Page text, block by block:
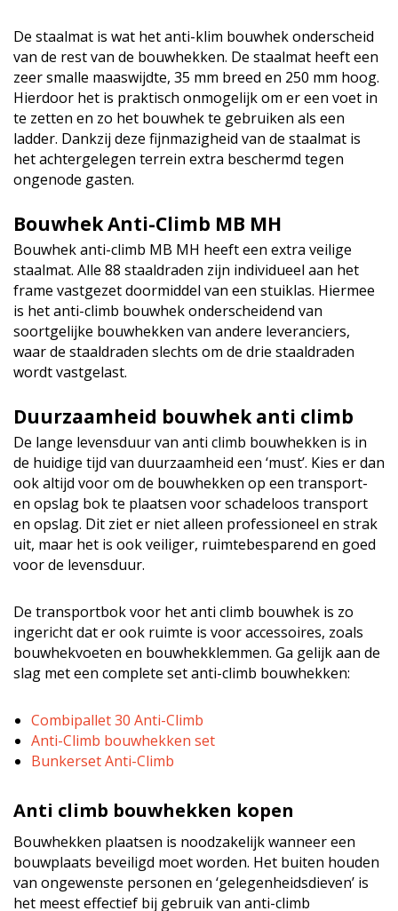
De staalmat is wat het anti-klim bouwhek onderscheid
van de rest van de bouwhekken. De staalmat heeft een
zeer smalle maaswijdte, 35 mm breed en 250 mm hoog.
Hierdoor het is praktisch onmogelijk om er een voet in
te zetten en zo het bouwhek te gebruiken als een
ladder. Dankzij deze fijnmazigheid van de staalmat is
het achtergelegen terrein extra beschermd tegen
ongenode gasten.
Bouwhek Anti-Climb MB MH
Bouwhek anti-climb MB MH heeft een extra veilige
staalmat. Alle 88 staaldraden zijn individueel aan het
frame vastgezet doormiddel van een stuiklas. Hiermee
is het anti-climb bouwhek onderscheidend van
soortgelijke bouwhekken van andere leveranciers,
waar de staaldraden slechts om de drie staaldraden
wordt vastgelast.
Duurzaamheid bouwhek anti climb
De lange levensduur van anti climb bouwhekken is in
de huidige tijd van duurzaamheid een ‘must’. Kies er dan
ook altijd voor om de bouwhekken op een transport-
en opslag bok te plaatsen voor schadeloos transport
en opslag. Dit ziet er niet alleen professioneel en strak
uit, maar het is ook veiliger, ruimtebesparend en goed
voor de levensduur.
De transportbok voor het anti climb bouwhek is zo
ingericht dat er ook ruimte is voor accessoires, zoals
bouwhekvoeten en bouwhekklemmen. Ga gelijk aan de
slag met een complete set anti-climb bouwhekken:
Combipallet 30 Anti-Climb
Anti-Climb bouwhekken set
Bunkerset Anti-Climb
Anti climb bouwhekken kopen
Bouwhekken plaatsen is noodzakelijk wanneer een
bouwplaats beveiligd moet worden. Het buiten houden
van ongewenste personen en ‘gelegenheidsdieven’ is
het meest effectief bij gebruik van anti-climb